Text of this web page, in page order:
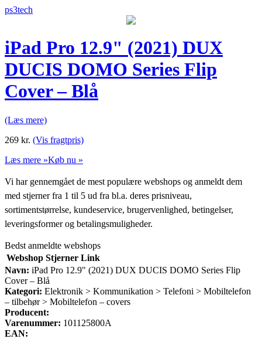
ps3tech
iPad Pro 12.9" (2021) DUX
DUCIS DOMO Series Flip
Cover – Blå
(Læs mere)
269 kr. (Vis fragtpris)
Læs mere »Køb nu »
Vi har gennemgået de mest populære webshops og anmeldt dem
med stjerner fra 1 til 5 ud fra bl.a. deres prisniveau,
sortimentstørrelse, kundeservice, brugervenlighed, betingelser,
leveringsformer og betalingsmuligheder.
Bedst anmeldte webshops
Webshop Stjerner Link
Navn: iPad Pro 12.9" (2021) DUX DUCIS DOMO Series Flip
Cover – Blå
Kategori: Elektronik > Kommunikation > Telefoni > Mobiltelefon
– tilbehør > Mobiltelefon – covers
Producent:
Varenummer: 101125800A
EAN: